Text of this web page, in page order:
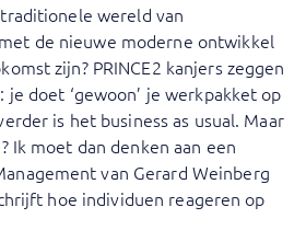
wereld van
de nieuwe moderne ontwikkel
zijn? PRINCE2 kanjers zeggen
doet ‘gewoon’ je werkpakket op
is het business as usual. Maar
Ik moet dan denken aan een
van Gerard Weinberg
hoe individuen reageren op